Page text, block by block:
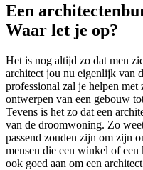
Een
Waar let je op?
Het is nog altijd zo dat men
architect jou nu eigenlijk van
professional zal je helpen met
ontwerpen van een gebouw
Tevens is het zo dat een
van de droomwoning. Zo
passend zouden zijn om zijn
mensen die een winkel of
ook goed aan om een